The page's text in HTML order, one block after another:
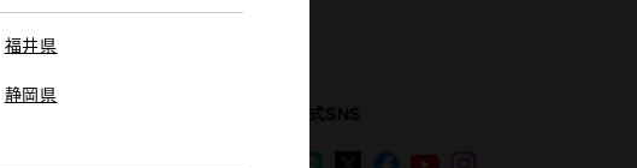
福井県
静岡県
公式SNS
LINE Facebook
YouTube